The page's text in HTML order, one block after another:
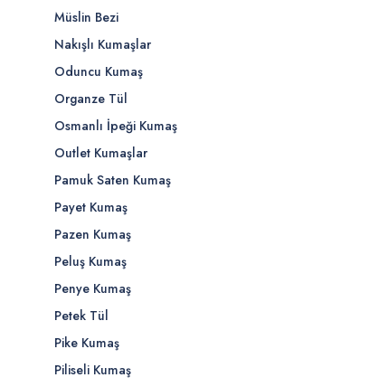
Müslin Bezi
Nakışlı Kumaşlar
Oduncu Kumaş
Organze Tül
Osmanlı İpeği Kumaş
Outlet Kumaşlar
Pamuk Saten Kumaş
Payet Kumaş
Pazen Kumaş
Peluş Kumaş
Penye Kumaş
Petek Tül
Pike Kumaş
Piliseli Kumaş